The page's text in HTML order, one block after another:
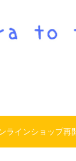
ラインショップ再